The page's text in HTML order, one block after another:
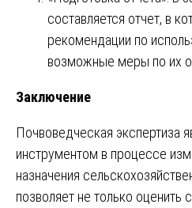
составляется отчет, в
рекомендации по
возможные меры по их
Заключение
Почвоведческая экспертиза
инструментом в процессе
назначения
позволяет не только оценить